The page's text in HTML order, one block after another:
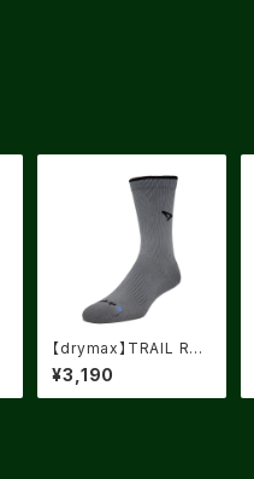
【drymax】TRAIL RU
NNING CREW Dark
Gray/Black
¥3,190